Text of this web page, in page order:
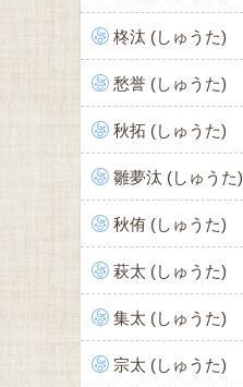
柊汰 (しゅうた)
愁誉 (しゅうた)
秋拓 (しゅうた)
雛夢汰 (しゅうた)
秋侑 (しゅうた)
萩太 (しゅうた)
集太 (しゅうた)
宗太 (しゅうた)